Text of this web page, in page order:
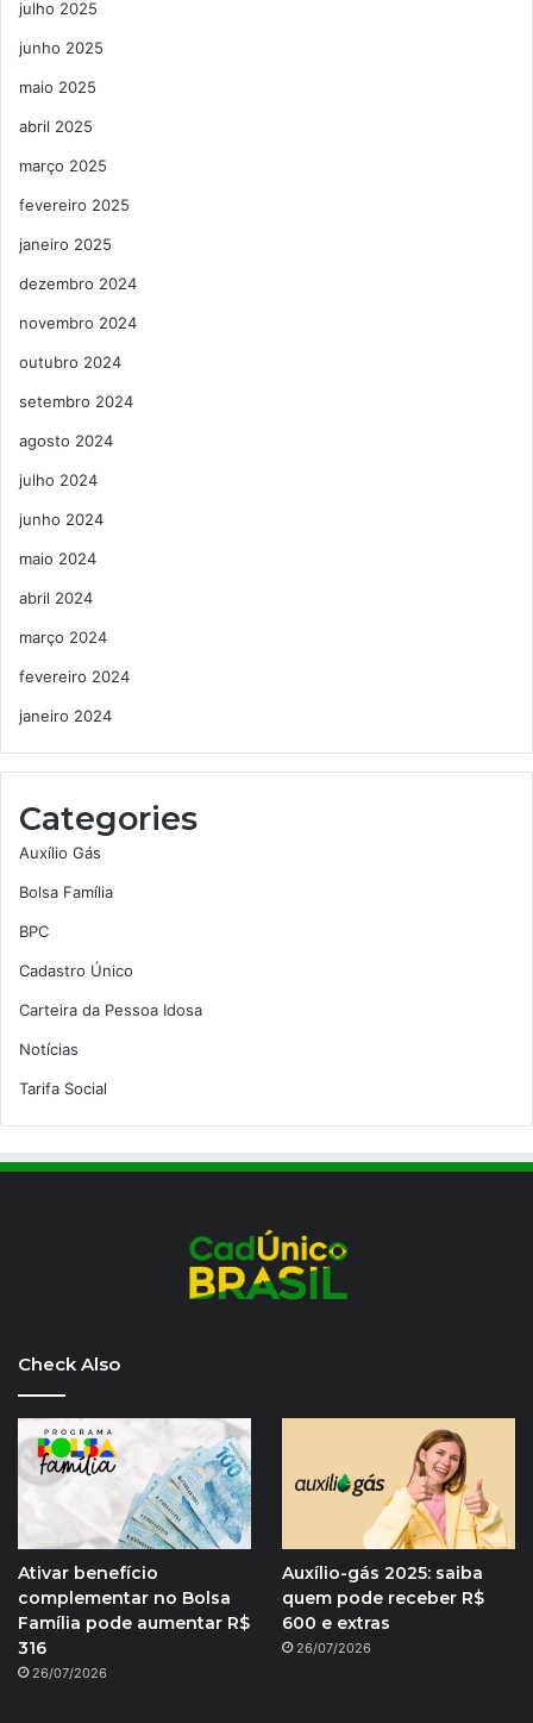
julho 2025
junho 2025
maio 2025
abril 2025
março 2025
fevereiro 2025
janeiro 2025
dezembro 2024
novembro 2024
outubro 2024
setembro 2024
agosto 2024
julho 2024
junho 2024
maio 2024
abril 2024
março 2024
fevereiro 2024
janeiro 2024
Categories
Auxílio Gás
Bolsa Família
BPC
Cadastro Único
Carteira da Pessoa Idosa
Notícias
Tarifa Social
Check Also
Ativar benefício
complementar no Bolsa
Família pode aumentar R$
316
26/07/2026
Auxílio-gás 2025: saiba
quem pode receber R$
600 e extras
26/07/2026